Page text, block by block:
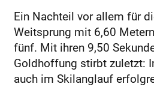
Ein Nachteil vor allem für
Weitsprung mit 6,60
fünf. Mit ihren 9,50
Goldhoffung stirbt zuletzt:
auch im Skilanglauf